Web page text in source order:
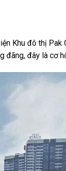
Khu đô thị
đãng, đây là cơ